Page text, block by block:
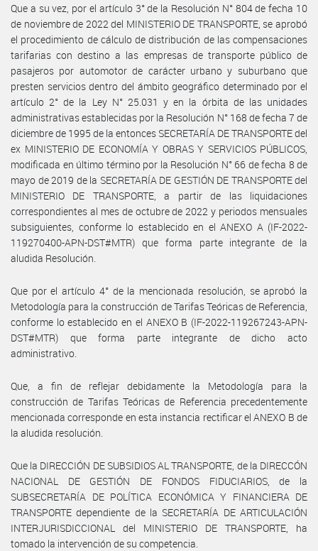
Que a su vez, por el artículo 3° de la Resolución N° 804 de fecha 10
de noviembre de 2022 del MINISTERIO DE TRANSPORTE, se aprobó
el procedimiento de cálculo de distribución de las compensaciones
tarifarias con destino a las empresas de transporte público de
pasajeros por automotor de carácter urbano y suburbano que
presten servicios dentro del ámbito geográfico determinado por el
artículo 2° de la Ley N° 25.031 y en la órbita de las unidades
administrativas establecidas por la Resolución N° 168 de fecha 7 de
diciembre de 1995 de la entonces SECRETARÍA DE TRANSPORTE del
ex MINISTERIO DE ECONOMÍA Y OBRAS Y SERVICIOS PÚBLICOS,
modificada en último término por la Resolución N° 66 de fecha 8 de
mayo de 2019 de la SECRETARÍA DE GESTIÓN DE TRANSPORTE del
MINISTERIO DE TRANSPORTE, a partir de las liquidaciones
correspondientes al mes de octubre de 2022 y periodos mensuales
subsiguientes, conforme lo establecido en el ANEXO A (IF-2022-
119270400-APN-DST#MTR) que forma parte integrante de la
aludida Resolución.
Que por el artículo 4° de la mencionada resolución, se aprobó la
Metodología para la construcción de Tarifas Teóricas de Referencia,
conforme lo establecido en el ANEXO B (IF-2022-119267243-APN-
DST#MTR) que forma parte integrante de dicho acto
administrativo.
Que, a fin de reflejar debidamente la Metodología para la
construcción de Tarifas Teóricas de Referencia precedentemente
mencionada corresponde en esta instancia rectificar el ANEXO B de
la aludida resolución.
Que la DIRECCIÓN DE SUBSIDIOS AL TRANSPORTE, de la DIRECCÓN
NACIONAL DE GESTIÓN DE FONDOS FIDUCIARIOS, de la
SUBSECRETARÍA DE POLÍTICA ECONÓMICA Y FINANCIERA DE
TRANSPORTE dependiente de la SECRETARÍA DE ARTICULACIÓN
INTERJURISDICCIONAL del MINISTERIO DE TRANSPORTE, ha
tomado la intervención de su competencia.